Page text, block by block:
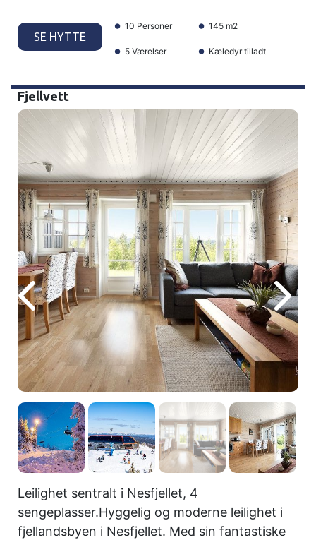
SE HYTTE
10 Personer 145 m2
5 Værelser Kæledyr tilladt
Fjellvett
Leilighet sentralt i Nesfjellet, 4
sengeplasser.Hyggelig og moderne leilighet i
fjellandsbyen i Nesfjellet. Med sin fantastiske